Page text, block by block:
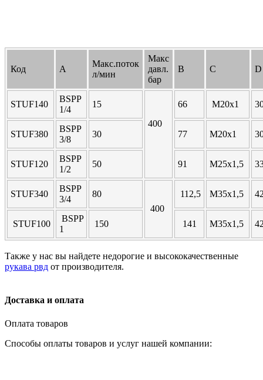
Код A
Макс.поток
л/мин
Макс
давл.
бар
B C D
STUF140
BSPP
1/4
15
400
66 M20x1
STUF380
BSPP
3/8
30 77 M20x1
STUF120
BSPP
1/2
50 91 M25x1,5
STUF340
BSPP
3/4
80
400
112,5 M35x1,5
STUF100
BSPP
1
150 141 M35x1,5
Также у нас вы найдете недорогие и высококачественные
рукава рвд от производителя.
Доставка и оплата
Оплата товаров
Способы оплаты товаров и услуг нашей компании: